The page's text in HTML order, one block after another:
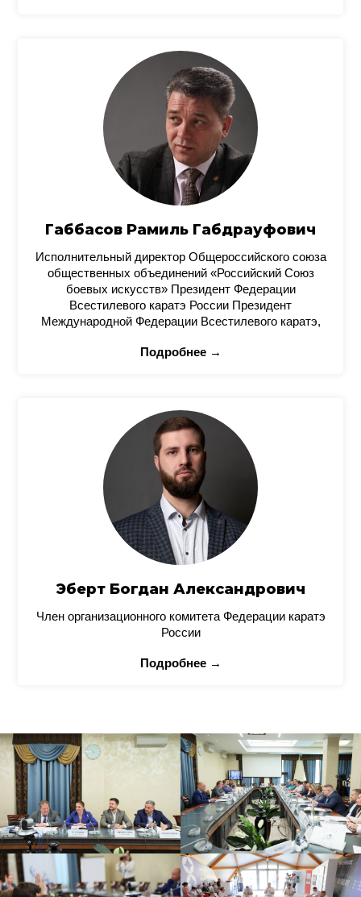
Габбасов Рамиль Габдрауфович
Исполнительный директор Общероссийского союза
общественных объединений «Российский Союз
боевых искусств» Президент Федерации
Всестилевого каратэ России Президент
Международной Федерации Всестилевого каратэ,
Подробнее →
Эберт Богдан Александрович
Член организационного комитета Федерации каратэ
России
Подробнее →